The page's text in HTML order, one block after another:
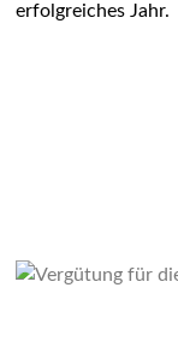
erfolgreiches Jahr.